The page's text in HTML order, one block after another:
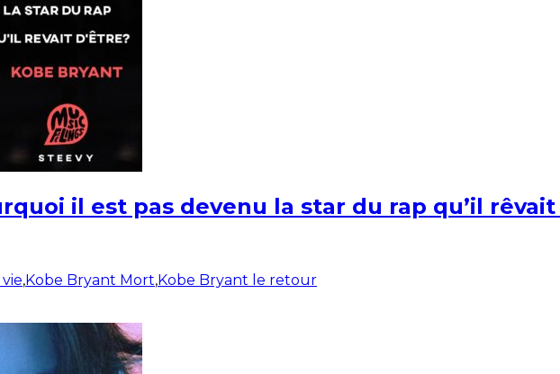
il est pas devenu la star du rap qu’il rêvait
,Kobe Bryant Mort,Kobe Bryant le retour